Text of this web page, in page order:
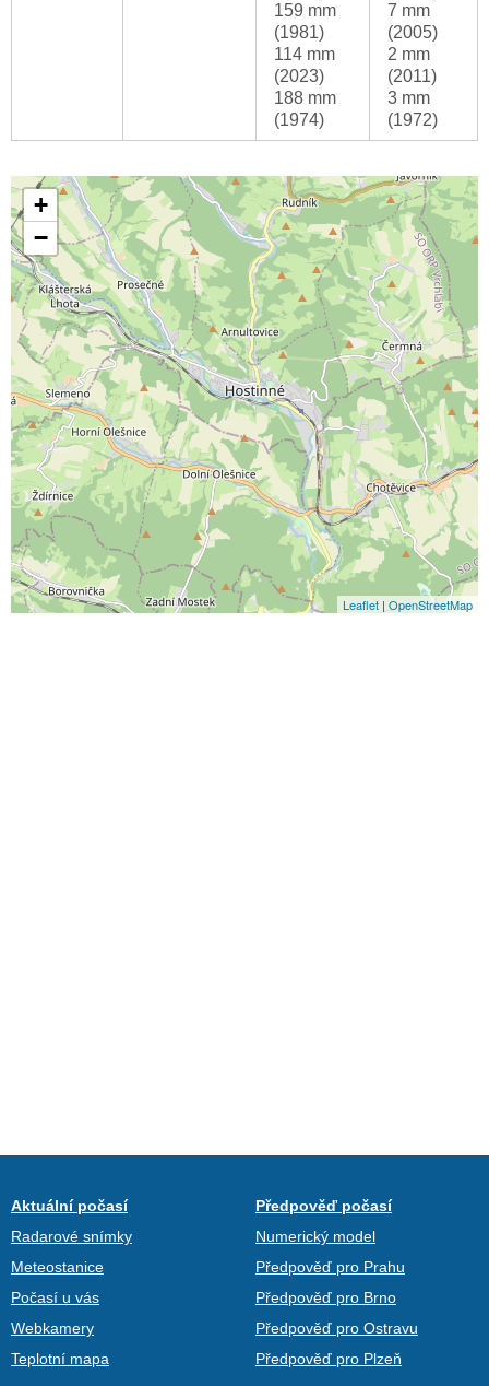
159 mm
(1981)
114 mm
(2023)
188 mm
(1974)
7 mm
(2005)
2 mm
(2011)
3 mm
(1972)
+
−
Leaflet | OpenStreetMap
Aktuální počasí
Radarové snímky
Meteostanice
Počasí u vás
Webkamery
Teplotní mapa
Předpověď počasí
Numerický model
Předpověď pro Prahu
Předpověď pro Brno
Předpověď pro Ostravu
Předpověď pro Plzeň